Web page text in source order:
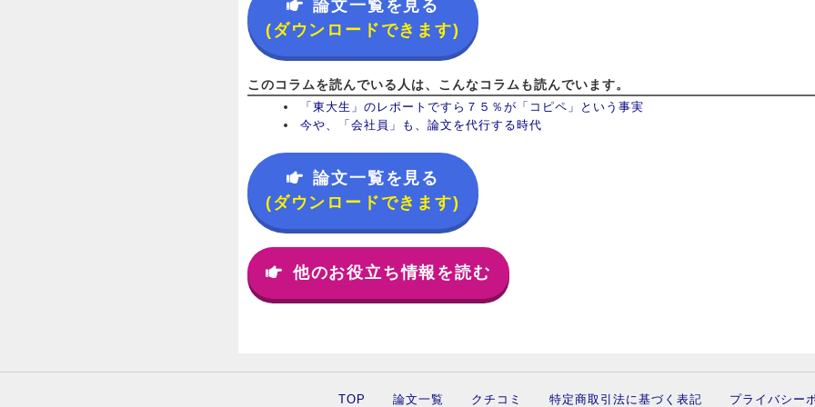
論文一覧を見る
(ダウンロードできます)
このコラムを読んでいる人は、こんなコラムも読んでいます。
「東大生」のレポートですら７５％が「コピペ」という事実
今や、「会社員」も、論文を代行する時代
論文一覧を見る
(ダウンロードできます)
他のお役立ち情報を読む
TOP 論文一覧 クチコミ 特定商取引法に基づく表記 プライバシー